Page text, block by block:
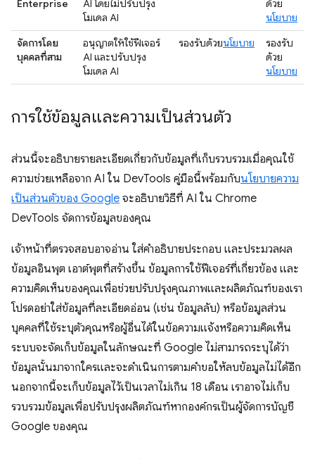
Enterprise
AI โดยไม่ปรับปรุง
โมเดล AI
ด้วย
นโยบาย
จัดการโดย
บุคคลที่สาม
อนุญาตให้ใช้ฟีเจอร์
AI และปรับปรุง
โมเดล AI
รองรับด้วยนโยบาย
รองรับ
ด้วย
นโยบาย
การใช้ข้อมูลและความเป็นส่วนตัว
ส่วนนี้จะอธิบายรายละเอียดเกี่ยวกับข้อมูลที่เก็บรวบรวมเมื่อคุณใช้
ความช่วยเหลือจาก AI ใน DevTools คู่มือนี้พร้อมกับนโยบายความ
เป็นส่วนตัวของ Google จะอธิบายวิธีที่ AI ใน Chrome
DevTools จัดการข้อมูลของคุณ
เจ้าหน้าที่ตรวจสอบอาจอ่าน ใส่คำอธิบายประกอบ และประมวลผล
ข้อมูลอินพุต เอาต์พุตที่สร้างขึ้น ข้อมูลการใช้ฟีเจอร์ที่เกี่ยวข้อง และ
ความคิดเห็นของคุณเพื่อช่วยปรับปรุงคุณภาพและผลิตภัณฑ์ของเรา
โปรดอย่าใส่ข้อมูลที่ละเอียดอ่อน (เช่น ข้อมูลลับ) หรือข้อมูลส่วน
บุคคลที่ใช้ระบุตัวคุณหรือผู้อื่นได้ในข้อความแจ้งหรือความคิดเห็น
ระบบจะจัดเก็บข้อมูลในลักษณะที่ Google ไม่สามารถระบุได้ว่า
ข้อมูลนั้นมาจากใครและจะดำเนินการตามคำขอให้ลบข้อมูลไม่ได้อีก
นอกจากนี้จะเก็บข้อมูลไว้เป็นเวลาไม่เกิน 18 เดือน เราอาจไม่เก็บ
รวบรวมข้อมูลเพื่อปรับปรุงผลิตภัณฑ์หากองค์กรเป็นผู้จัดการบัญชี
Google ของคุณ